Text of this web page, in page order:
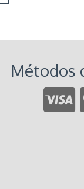
Métodos